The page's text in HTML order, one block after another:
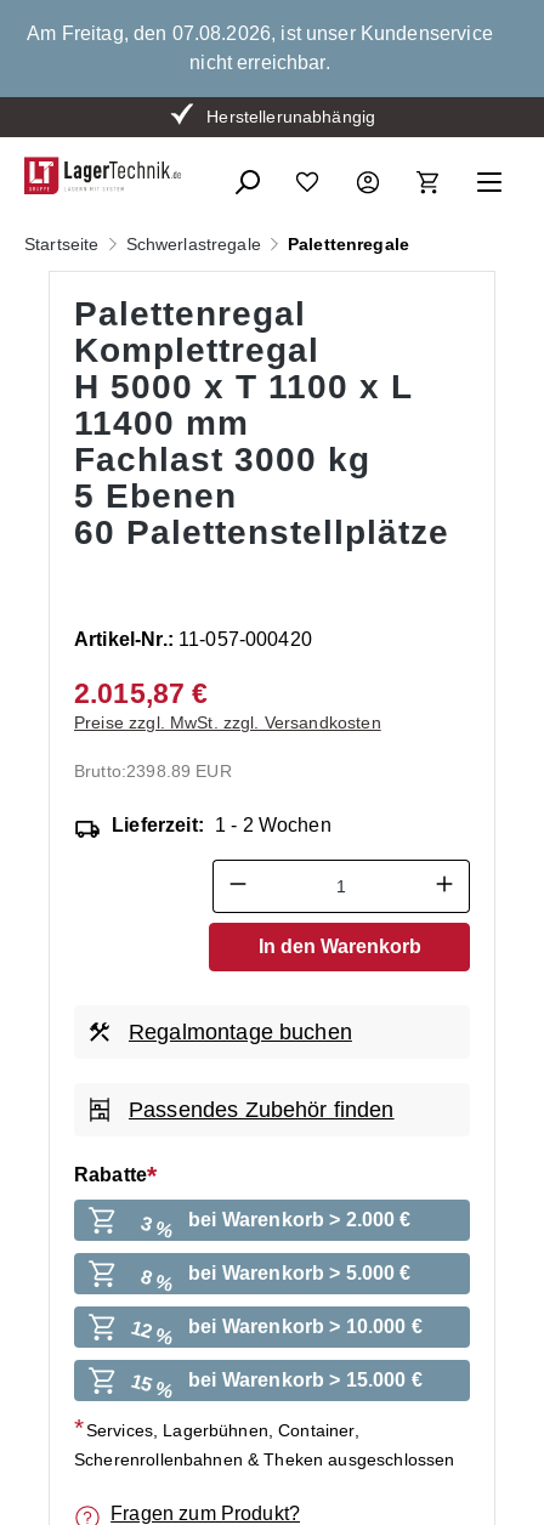
springen
Am Freitag, den 07.08.2026, ist unser Kundenservice
nicht erreichbar.
Bis zu 15 % Mengenrabatt
Herstellerunabhängig
Startseite Schwerlastregale Palettenregale
Palettenregal
Komplettregal
H 5000 x T 1100 x L
11400 mm
Fachlast 3000 kg
5 Ebenen
60 Palettenstellplätze
Artikel-Nr.: 11-057-000420
2.015,87 €
Preise zzgl. MwSt. zzgl. Versandkosten
Brutto:2398.89 EUR
Lieferzeit: 1 - 2 Wochen
Produkt Anzahl: Gib den
In den Warenkorb
Regalmontage buchen
Passendes Zubehör finden
Rabatte
3 % bei Warenkorb > 2.000 €
8 % bei Warenkorb > 5.000 €
12 % bei Warenkorb > 10.000 €
15 % bei Warenkorb > 15.000 €
Services, Lagerbühnen, Container,
Scherenrollenbahnen & Theken ausgeschlossen
Fragen zum Produkt?